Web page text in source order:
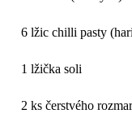
6 lžic chilli pasty
1 lžička soli
2 ks čerstvého